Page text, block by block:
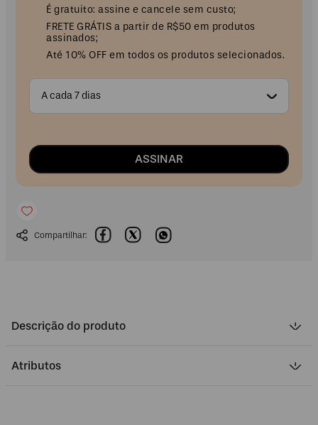
É gratuito: assine e cancele sem custo;
FRETE GRÁTIS a partir de R$50 em produtos
assinados;
Até 10% OFF em todos os produtos selecionados.
A cada 7 dias
ASSINAR
Descrição do produto
Atributos